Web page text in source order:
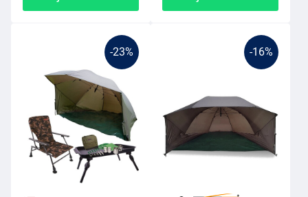
-23% -16%